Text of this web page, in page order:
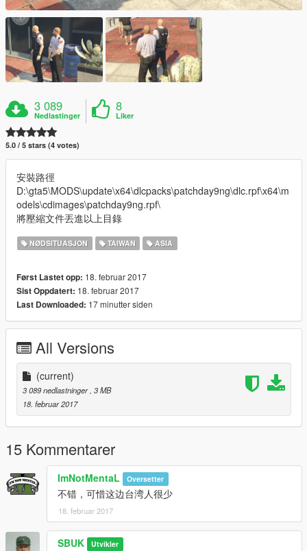
3 089
Nedlastinger
8
Liker
5.0 / 5 stars (4 votes)
安裝路徑
D:\gta5\MODS\update\x64\dlcpacks\patchday9ng\dlc.rpf\x64\m
odels\cdimages\patchday9ng.rpf\
將壓縮文件丟進以上目錄
NØDSITUASJON TAIWAN ASIA
Først Lastet opp: 18. februar 2017
Sist Oppdatert: 18. februar 2017
Last Downloaded: 17 minutter siden
All Versions
(current)
3 089 nedlastninger , 3 MB
18. februar 2017
15 Kommentarer
ImNotMentaL Oversetter
不错，可惜这边台湾人很少
18. februar 2017
SBUK Utvikler